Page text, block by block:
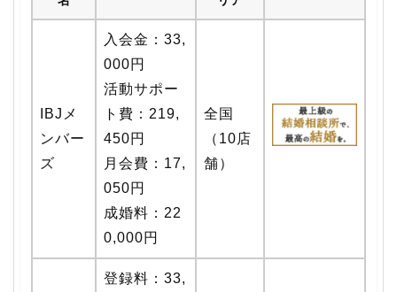
IBJメ
ンバー
ズ
入会金：33,
000円
活動サポー
ト費：219,
450円
月会費：17,
050円
成婚料：22
0,000円
全国
（10店
舗）
登録料：33,